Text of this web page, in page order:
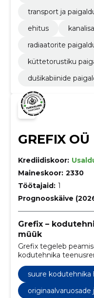
transport ja
ehitus
radiaatorite
küttetorustiku
dušikabiinide
GREFIX OÜ
Krediidiskoor:
Maineskoor: 2330
Töötajaid: 1
Prognooskäive
Grefix –
müük
Grefix tegeleb
kodutehnika
seadmete müügiga
transpordi ja
suure